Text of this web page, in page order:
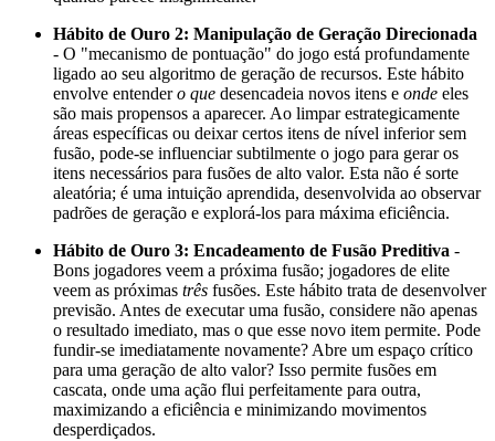
Hábito de Ouro 2: Manipulação de Geração Direcionada
- O "mecanismo de pontuação" do jogo está profundamente
ligado ao seu algoritmo de geração de recursos. Este hábito
envolve entendero que desencadeia novos itens e onde eles
são mais propensos a aparecer. Ao limpar estrategicamente
áreas específicas ou deixar certos itens de nível inferior sem
fusão, pode-se influenciar subtilmente o jogo para gerar os
itens necessários para fusões de alto valor. Esta não é sorte
aleatória; é uma intuição aprendida, desenvolvida ao observar
padrões de geração e explorá-los para máxima eficiência.
Hábito de Ouro 3: Encadeamento de Fusão Preditiva -
Bons jogadores veem a próxima fusão; jogadores de elite
veem as próximas três fusões. Este hábito trata de desenvolver
previsão. Antes de executar uma fusão, considere não apenas
o resultado imediato, mas o que esse novo item permite. Pode
fundir-se imediatamente novamente? Abre um espaço crítico
para uma geração de alto valor? Isso permite fusões em
cascata, onde uma ação flui perfeitamente para outra,
maximizando a eficiência e minimizando movimentos
desperdiçados.